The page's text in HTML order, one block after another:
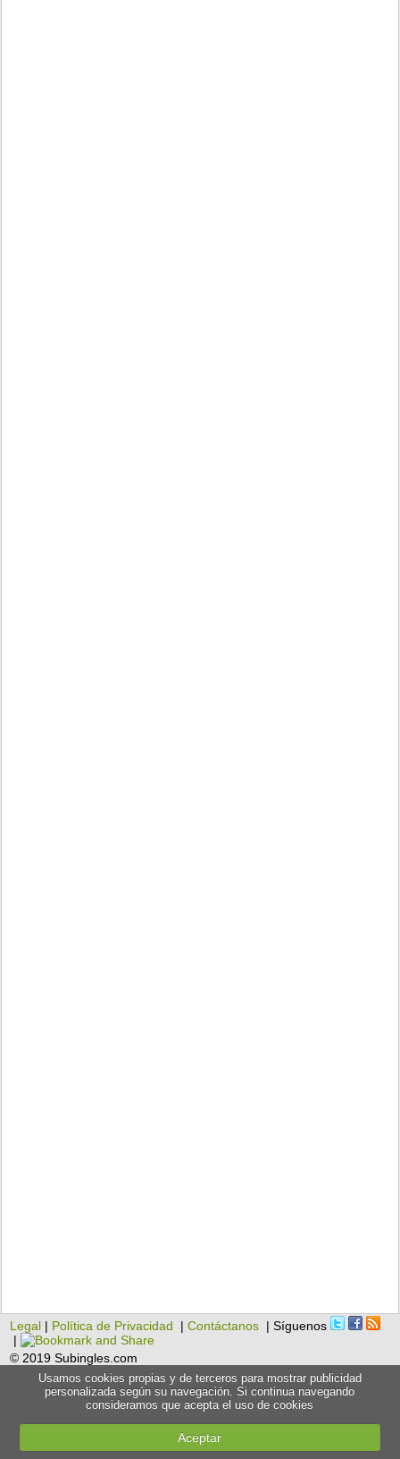
Legal | Política de Privacidad |Contáctanos | Síguenos
|
© 2019 Subingles.com
Usamos cookies propias y de terceros para mostrar publicidad
personalizada según su navegación. Si continua navegando
consideramos que acepta el uso de cookies
Aceptar